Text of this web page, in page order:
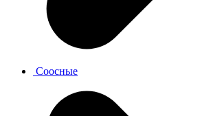
Соосные